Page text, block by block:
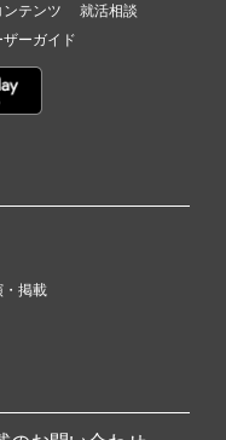
テンツ
就活相談
ーガイド
・掲載